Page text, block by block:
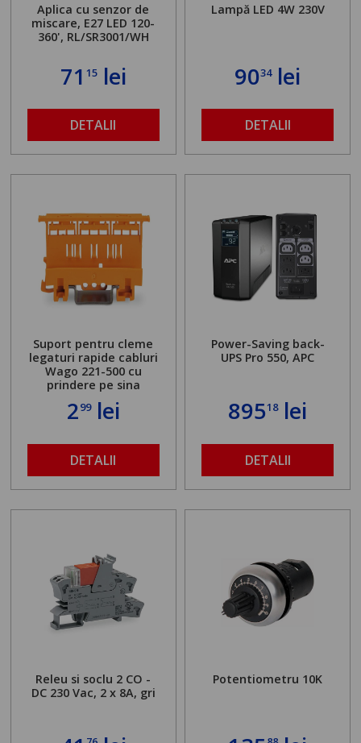
Aplica cu senzor de
miscare, E27 LED 120-
360', RL/SR3001/WH
71 15lei
DETALII
Lampă LED 4W 230V
9034lei
DETALII
Suport pentru cleme
legaturi rapide cabluri
Wago 221-500 cu
prindere pe sina
299lei
DETALII
Power-Saving back-
UPS Pro 550, APC
89518lei
DETALII
Releu si soclu 2 CO -
DC 230 Vac, 2 x 8A, gri
Potentiometru 10K